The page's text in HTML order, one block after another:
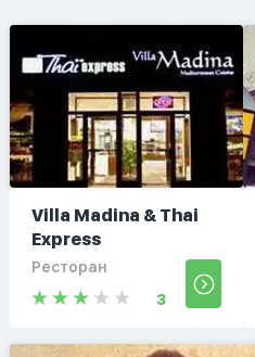
Villa Madina & Thai
Express
Ресторан
3